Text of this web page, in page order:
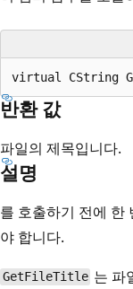
반환 값
파일의 제목입니다.
설명
를 호출하기 전에 한
야 합니다.
GetFileTitle 는 파